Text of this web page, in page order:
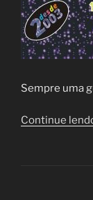
Sempre uma
Continue